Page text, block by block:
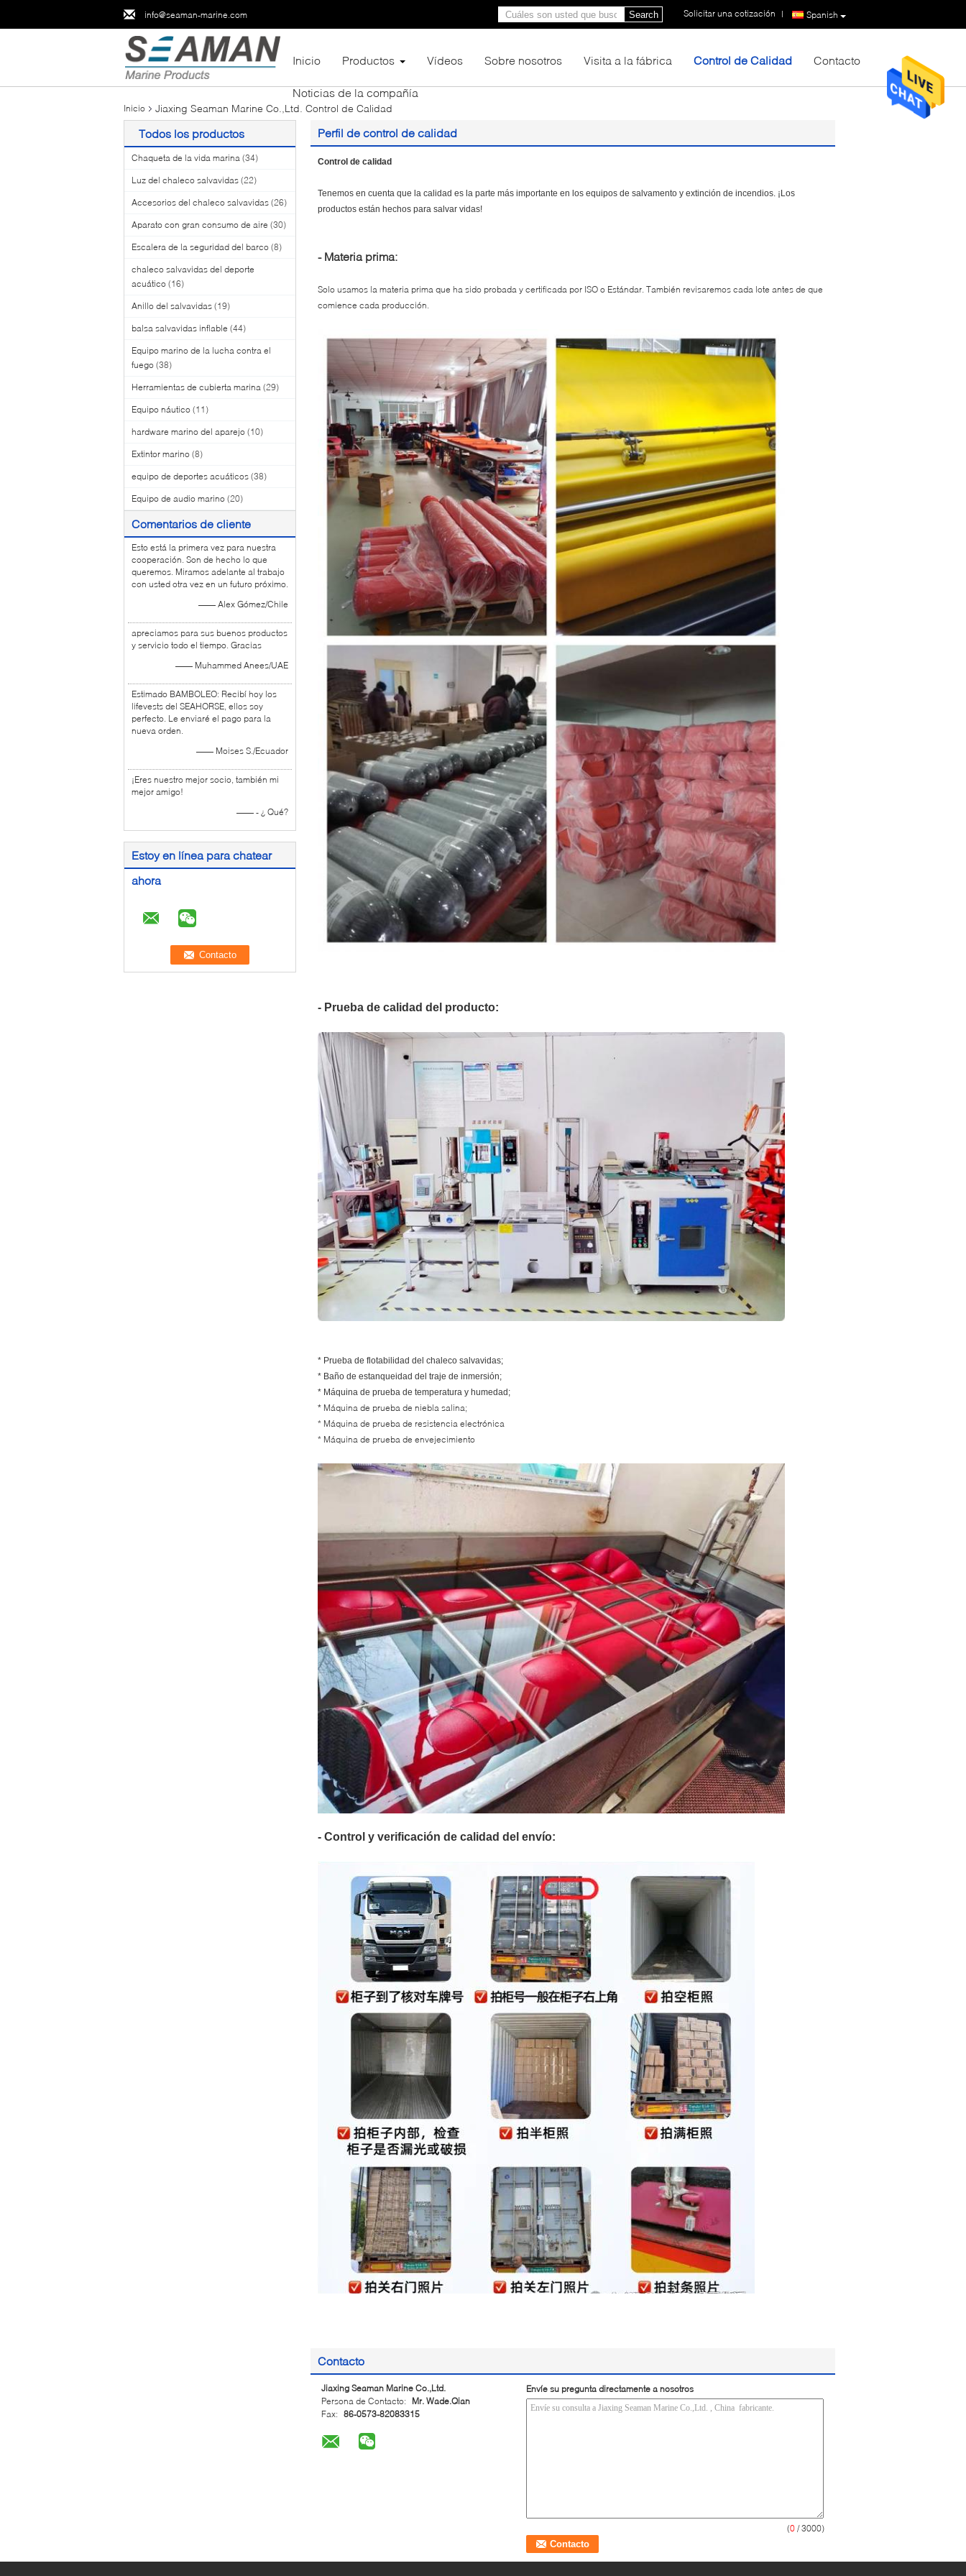
info@seaman-marine.com Spanish
Solicitar una cotización |
Search
Inicio Productos Vídeos Sobre nosotros Visita a la fábrica Control de Calidad Contacto
Noticias de la compañía
Inicio Jiaxing Seaman Marine Co.,Ltd. Control de Calidad
Todos los productos
Chaqueta de la vida marina (34)
Luz del chaleco salvavidas (22)
Accesorios del chaleco salvavidas (26)
Aparato con gran consumo de aire (30)
Escalera de la seguridad del barco (8)
chaleco salvavidas del deporte
acuático (16)
Anillo del salvavidas (19)
balsa salvavidas inflable (44)
Equipo marino de la lucha contra el
fuego (38)
Herramientas de cubierta marina (29)
Equipo náutico (11)
hardware marino del aparejo (10)
Extintor marino (8)
equipo de deportes acuáticos (38)
Equipo de audio marino (20)
Comentarios de cliente
Esto está la primera vez para nuestra
cooperación. Son de hecho lo que
queremos. Miramos adelante al trabajo
con usted otra vez en un futuro próximo.
—— Alex Gómez/Chile
apreciamos para sus buenos productos
y servicio todo el tiempo. Gracias
—— Muhammed Anees/UAE
Estimado BAMBOLEO: Recibí hoy los
lifevests del SEAHORSE, ellos soy
perfecto. Le enviaré el pago para la
nueva orden.
—— Moises S./Ecuador
¡Eres nuestro mejor socio, también mi
mejor amigo!
—— - ¿ Qué?
Estoy en línea para chatear
ahora
Perfil de control de calidad
Control de calidad
Tenemos en cuenta que la calidad es la parte más importante en los equipos de salvamento y extinción de incendios. ¡Los
productos están hechos para salvar vidas!
- Materia prima:
Solo usamos la materia prima que ha sido probada y certificada por ISO o Estándar. También revisaremos cada lote antes de que
comience cada producción.
- Prueba de calidad del producto:
* Prueba de flotabilidad del chaleco salvavidas;
* Baño de estanqueidad del traje de inmersión;
* Máquina de prueba de temperatura y humedad;
* Máquina de prueba de niebla salina;
* Máquina de prueba de resistencia electrónica
* Máquina de prueba de envejecimiento
- Control y verificación de calidad del envío:
Contacto
Jiaxing Seaman Marine Co.,Ltd.
Persona de Contacto:
Mr. Wade.Qian
Fax: 86-0573-82083315
Envíe su pregunta directamente a nosotros
(0 / 3000)